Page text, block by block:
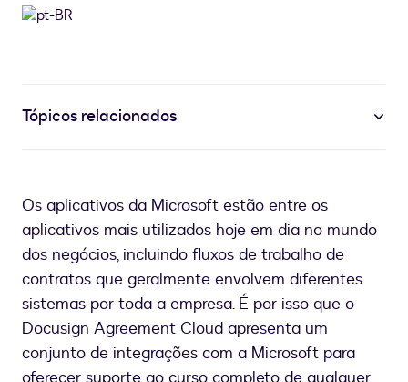
Tópicos relacionados
Os aplicativos da Microsoft estão entre os
aplicativos mais utilizados hoje em dia no mundo
dos negócios, incluindo fluxos de trabalho de
contratos que geralmente envolvem diferentes
sistemas por toda a empresa. É por isso que o
Docusign Agreement Cloud apresenta um
conjunto de integrações com a Microsoft para